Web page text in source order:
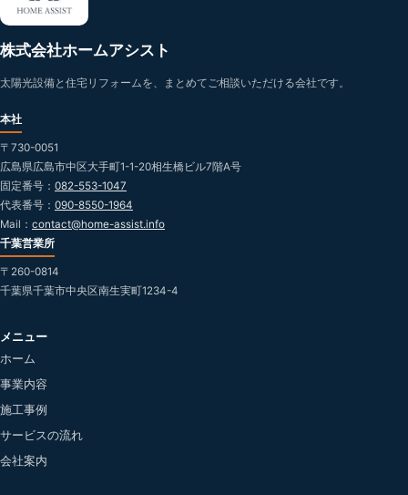
株式会社ホームアシスト
太陽光設備と住宅リフォームを、まとめてご相談いただける会社です。
本社
〒730-0051
広島県広島市中区大手町1-1-20相生橋ビル7階A号
固定番号： 082-553-1047
代表番号： 090-8550-1964
Mail： contact@home-assist.info
千葉営業所
〒260-0814
千葉県千葉市中央区南生実町1234-4
メニュー
ホーム
事業内容
施工事例
サービスの流れ
会社案内